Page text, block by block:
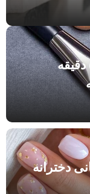
ساخت کرم پودر با ارد گندم در ۵ دقیقه
دخترانه